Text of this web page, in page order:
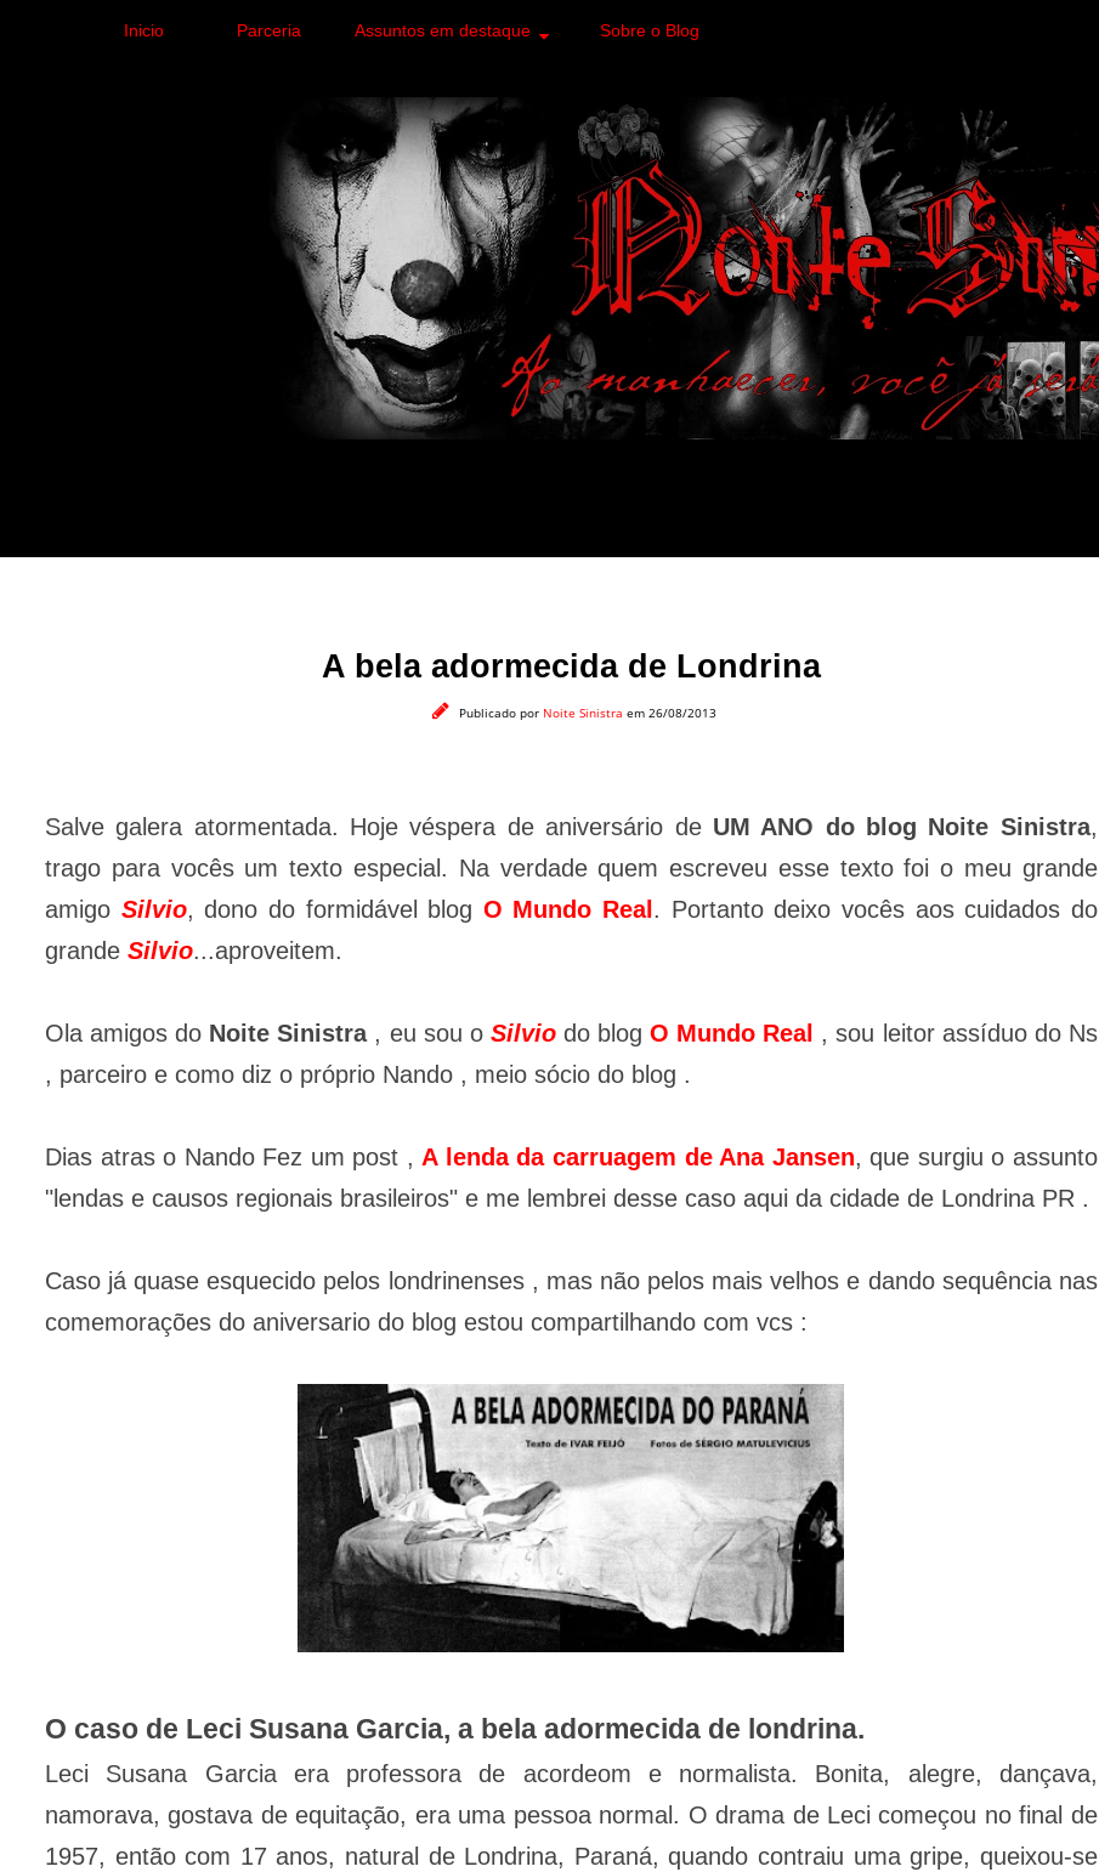
Inicio Parceria Assuntos em destaque Sobre o Blog
A bela adormecida de Londrina
Publicado por Noite Sinistra em 26/08/2013
Salve galera atormentada. Hoje véspera de aniversário de UM ANO do blog Noite Sinistra,
trago para vocês um texto especial. Na verdade quem escreveu esse texto foi o meu grande
amigo Silvio, dono do formidável blog O Mundo Real . Portanto deixo vocês aos cuidados do
grande Silvio...aproveitem.
Ola amigos do Noite Sinistra, eu sou o Silviodo blogO Mundo Real , sou leitor assíduo do Ns
, parceiro e como diz o próprio Nando , meio sócio do blog .
Dias atras o Nando Fez um post , A lenda da carruagem de Ana Jansen, que surgiu o assunto
"lendas e causos regionais brasileiros" e me lembrei desse caso aqui da cidade de Londrina PR .
Caso já quase esquecido pelos londrinenses , mas não pelos mais velhos e dando sequência nas
comemorações do aniversario do blog estou compartilhando com vcs :
O caso de Leci Susana Garcia, a bela adormecida de londrina.
Leci Susana Garcia era professora de acordeom e normalista. Bonita, alegre, dançava,
namorava, gostava de equitação, era uma pessoa normal. O drama de Leci começou no final de
1957, então com 17 anos, natural de Londrina, Paraná, quando contraiu uma gripe, queixou-se